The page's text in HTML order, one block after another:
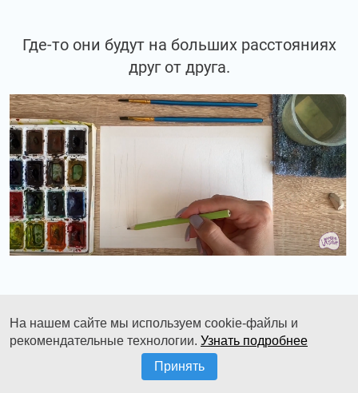
Где-то они будут на больших расстояниях
друг от друга.
ближе, а где-то дальше.
На нашем сайте мы используем cookie-файлы и
рекомендательные технологии. Узнать подробнее
Принять